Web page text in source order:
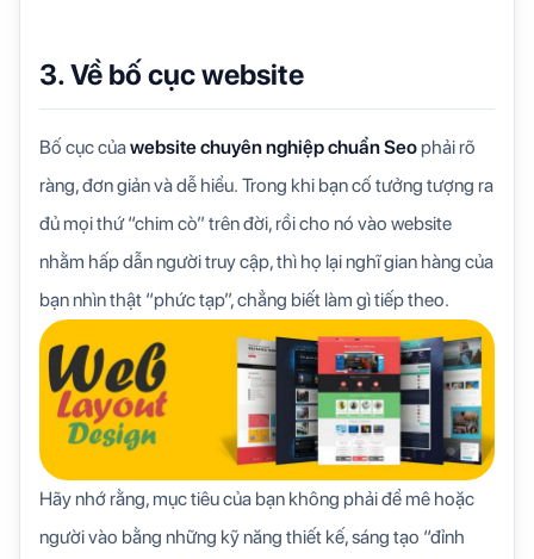
3. Về bố cục website
Bố cục củawebsite chuyên nghiệp chuẩn Seo phải rõ
ràng, đơn giản và dễ hiểu. Trong khi bạn cố tưởng tượng ra
đủ mọi thứ “chim cò” trên đời, rồi cho nó vào website
nhằm hấp dẫn người truy cập, thì họ lại nghĩ gian hàng của
bạn nhìn thật “phức tạp”, chẳng biết làm gì tiếp theo.
Hãy nhớ rằng, mục tiêu của bạn không phải để mê hoặc
người vào bằng những kỹ năng thiết kế, sáng tạo “đỉnh